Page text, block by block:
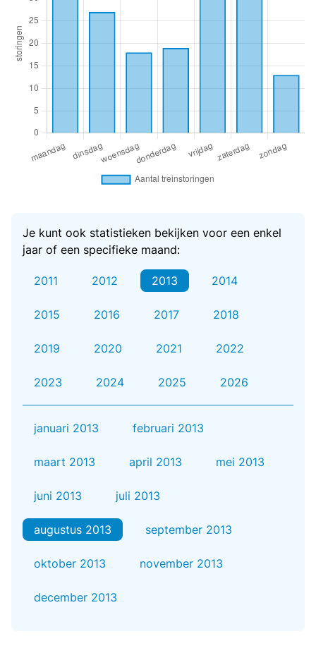
Je kunt ook statistieken bekijken voor een enkel
jaar of een specifieke maand:
2011 2012 2013 2014
2015 2016 2017 2018
2019 2020 2021 2022
2023 2024 2025 2026
januari 2013 februari 2013
maart 2013 april 2013 mei 2013
juni 2013 juli 2013
augustus 2013 september 2013
oktober 2013 november 2013
december 2013